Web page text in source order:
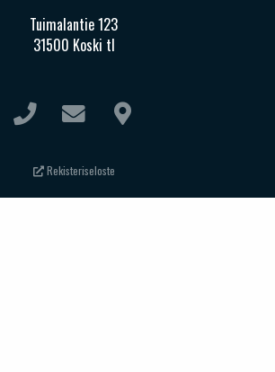
Tuimalantie 123
31500 Koski tl
Rekisteriseloste